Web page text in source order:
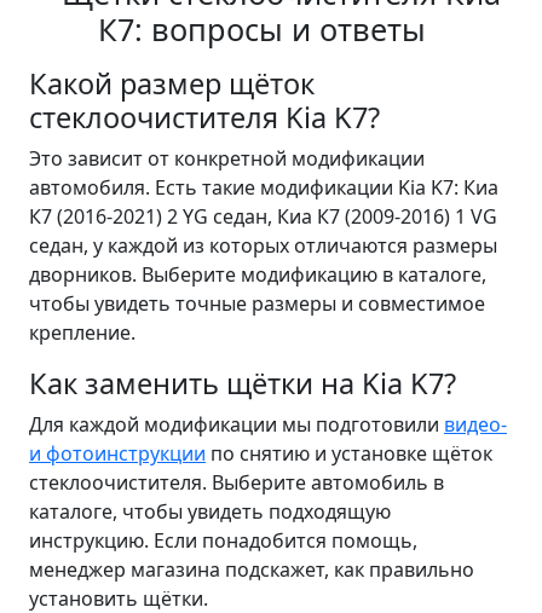
К7: вопросы и ответы
Какой размер щёток
стеклоочистителя Kia K7?
Это зависит от конкретной модификации
автомобиля. Есть такие модификации Kia K7: Киа
К7 (2016-2021) 2 YG седан, Киа К7 (2009-2016) 1 VG
седан, у каждой из которых отличаются размеры
дворников. Выберите модификацию в каталоге,
чтобы увидеть точные размеры и совместимое
крепление.
Как заменить щётки на Kia K7?
Для каждой модификации мы подготовили видео-
и фотоинструкции по снятию и установке щёток
стеклоочистителя. Выберите автомобиль в
каталоге, чтобы увидеть подходящую
инструкцию. Если понадобится помощь,
менеджер магазина подскажет, как правильно
установить щётки.